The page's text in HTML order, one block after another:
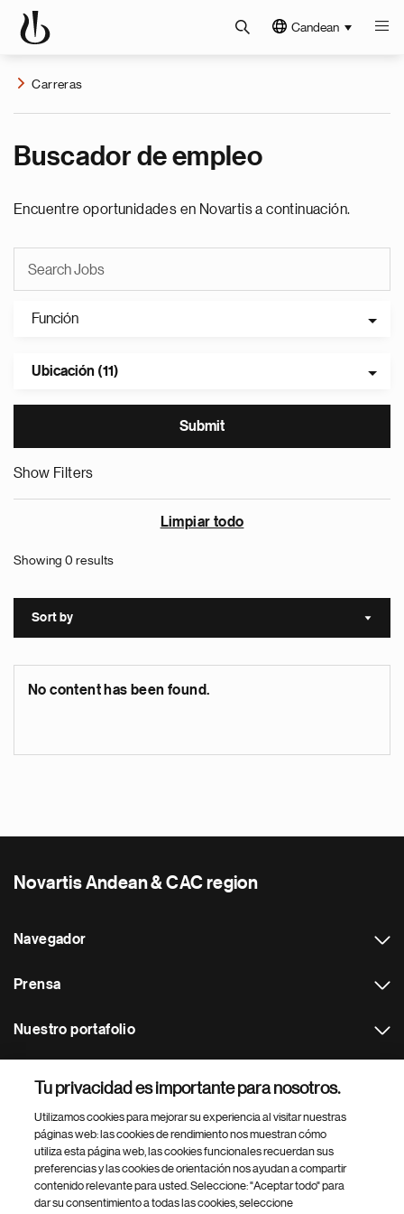
Candean
Carreras
Buscador de empleo
Encuentre oportunidades en Novartis a continuación.
Función
Ubicación (11)
Show Filters
Limpiar todo
Showing 0 results
Sort by Sort
No content has been found.
Novartis Andean & CAC region
Navegador
Prensa
Nuestro portafolio
Footer Site Search
Tu privacidad es importante para nosotros.
Utilizamos cookies para mejorar su experiencia al visitar nuestras
páginas web: las cookies de rendimiento nos muestran cómo
utiliza esta página web, las cookies funcionales recuerdan sus
preferencias y las cookies de orientación nos ayudan a compartir
contenido relevante para usted. Seleccione: "Aceptar todo" para
dar su consentimiento a todas las cookies, seleccione